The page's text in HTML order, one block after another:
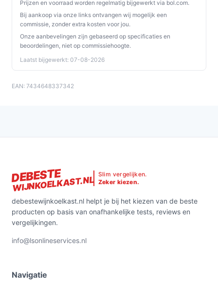
Ontdek alle specificaties en vergelijk prijzen op
debestewijnkoelkast.nl. Kies bewust wat perfect past
bij jouw behoeften!
Prijzen en voorraad worden regelmatig bijgewerkt via bol.com.
Bij aankoop via onze links ontvangen wij mogelijk een
commissie, zonder extra kosten voor jou.
Onze aanbevelingen zijn gebaseerd op specificaties en
beoordelingen, niet op commissiehoogte.
Laatst bijgewerkt: 07-08-2026
EAN: 7434648337342
DEBESTE
WIJNKOELKAST.NL
Slim vergelijken.
Zeker kiezen.
debestewijnkoelkast.nl helpt je bij het kiezen van de beste
producten op basis van onafhankelijke tests, reviews en
vergelijkingen.
info@lsonlineservices.nl
Navigatie